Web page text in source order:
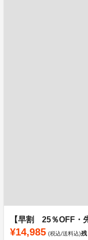
【早割 25％OFF・
¥14,985 (税込/送料込)残